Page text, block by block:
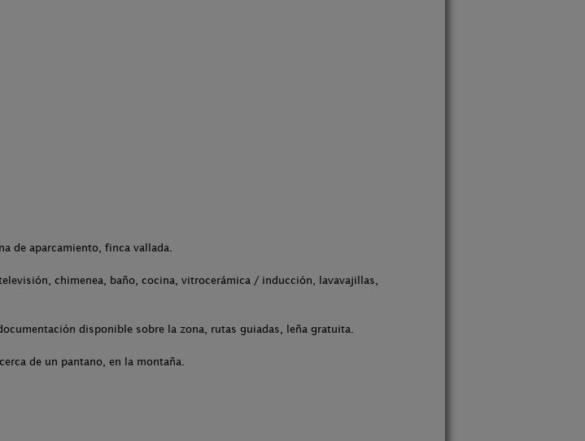
de aparcamiento, finca vallada.
chimenea, baño, cocina, vitrocerámica / inducción, lavavajillas,
disponible sobre la zona, rutas guiadas, leña gratuita.
de un pantano, en la montaña.